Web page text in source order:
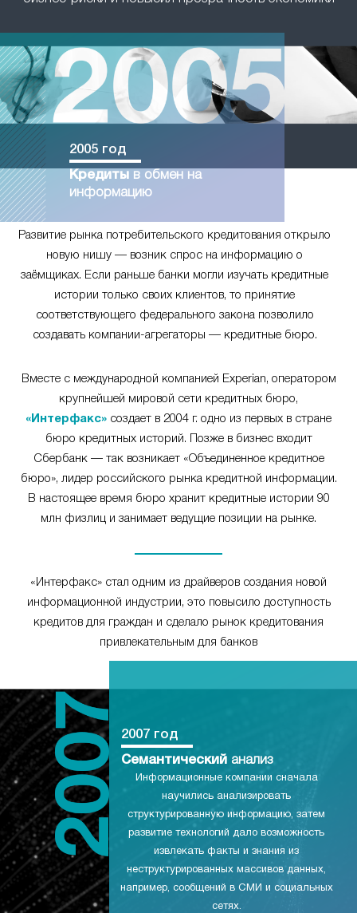
2005 год
Кредиты в обмен на
информацию
Развитие рынка потребительского кредитования открыло
новую нишу — возник спрос на информацию о
заёмщиках. Если раньше банки могли изучать кредитные
истории только своих клиентов, то принятие
соответствующего федерального закона позволило
создавать компании-агрегаторы — кредитные бюро.
Вместе с международной компанией Experian, оператором
крупнейшей мировой сети кредитных бюро,
«Интерфакс» создает в 2004 г. одно из первых в стране
бюро кредитных историй. Позже в бизнес входит
Сбербанк — так возникает «Объединенное кредитное
бюро», лидер российского рынка кредитной информации.
В настоящее время бюро хранит кредитные истории 90
млн физлиц и занимает ведущие позиции на рынке.
«Интерфакс» стал одним из драйверов создания новой
информационной индустрии, это повысило доступность
кредитов для граждан и сделало рынок кредитования
привлекательным для банков
2007 год
Семантический анализ
Информационные компании сначала
научились анализировать
структурированную информацию, затем
развитие технологий дало возможность
извлекать факты и знания из
неструктурированных массивов данных,
например, сообщений в СМИ и социальных
сетях.